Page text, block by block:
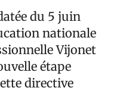
du 5 juin
nationale
Vijonet
étape
directive